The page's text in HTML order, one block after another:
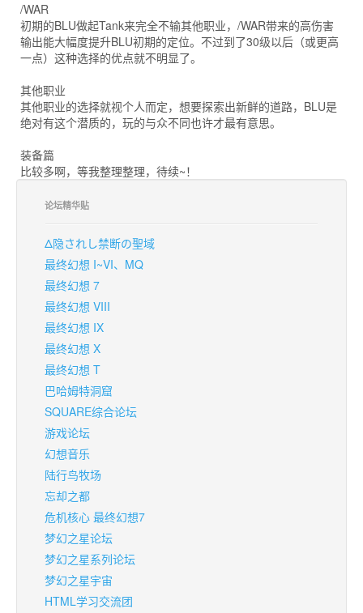
/WAR
初期的BLU做起Tank来完全不输其他职业，/WAR带来的高伤害
输出能大幅度提升BLU初期的定位。不过到了30级以后（或更高
一点）这种选择的优点就不明显了。
其他职业
其他职业的选择就视个人而定，想要探索出新鲜的道路，BLU是
绝对有这个潜质的，玩的与众不同也许才最有意思。
装备篇
比较多啊，等我整理整理，待续~！
论坛精华贴
Δ隐されし禁断の聖域
最终幻想 I~VI、MQ
最终幻想 7
最终幻想 VIII
最终幻想 IX
最终幻想 X
最终幻想 T
巴哈姆特洞窟
SQUARE综合论坛
游戏论坛
幻想音乐
陆行鸟牧场
忘却之都
危机核心 最终幻想7
梦幻之星论坛
梦幻之星系列论坛
梦幻之星宇宙
HTML学习交流团